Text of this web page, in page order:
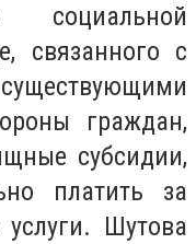
связанного с
граждан,
субсидии,
платить за
Шутова